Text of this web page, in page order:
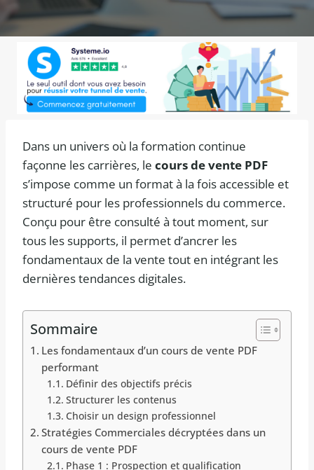
Dans un univers où la formation continue
façonne les carrières, le cours de vente PDF
s’impose comme un format à la fois accessible et
structuré pour les professionnels du commerce.
Conçu pour être consulté à tout moment, sur
tous les supports, il permet d’ancrer les
fondamentaux de la vente tout en intégrant les
dernières tendances digitales.
Sommaire
Les fondamentaux d’un cours de vente PDF
performant
Définir des objectifs précis
Structurer les contenus
Choisir un design professionnel
Stratégies Commerciales décryptées dans un
cours de vente PDF
Phase 1 : Prospection et qualification